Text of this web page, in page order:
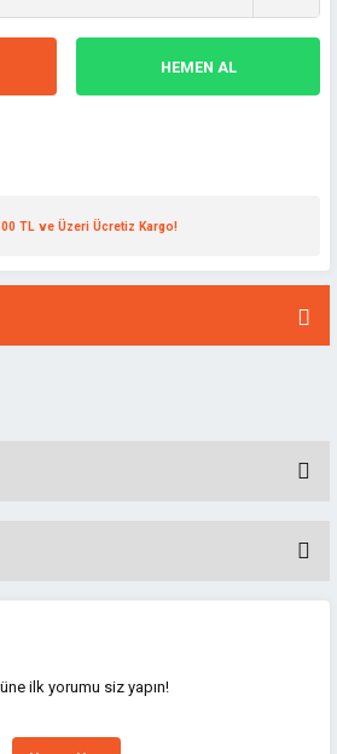
HEMEN AL
TL ve Üzeri Ücretiz Kargo!
ederiz.
veya görüntülenemiyor.
ilk yorumu siz yapın!